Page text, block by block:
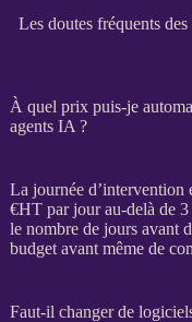
Les doutes fréquents
À quel prix puis-je
agents IA ?
La journée d’intervention
€HTpar jour au-delà de 3
le nombre de jours avant
budget avant même de
Faut-il changer de